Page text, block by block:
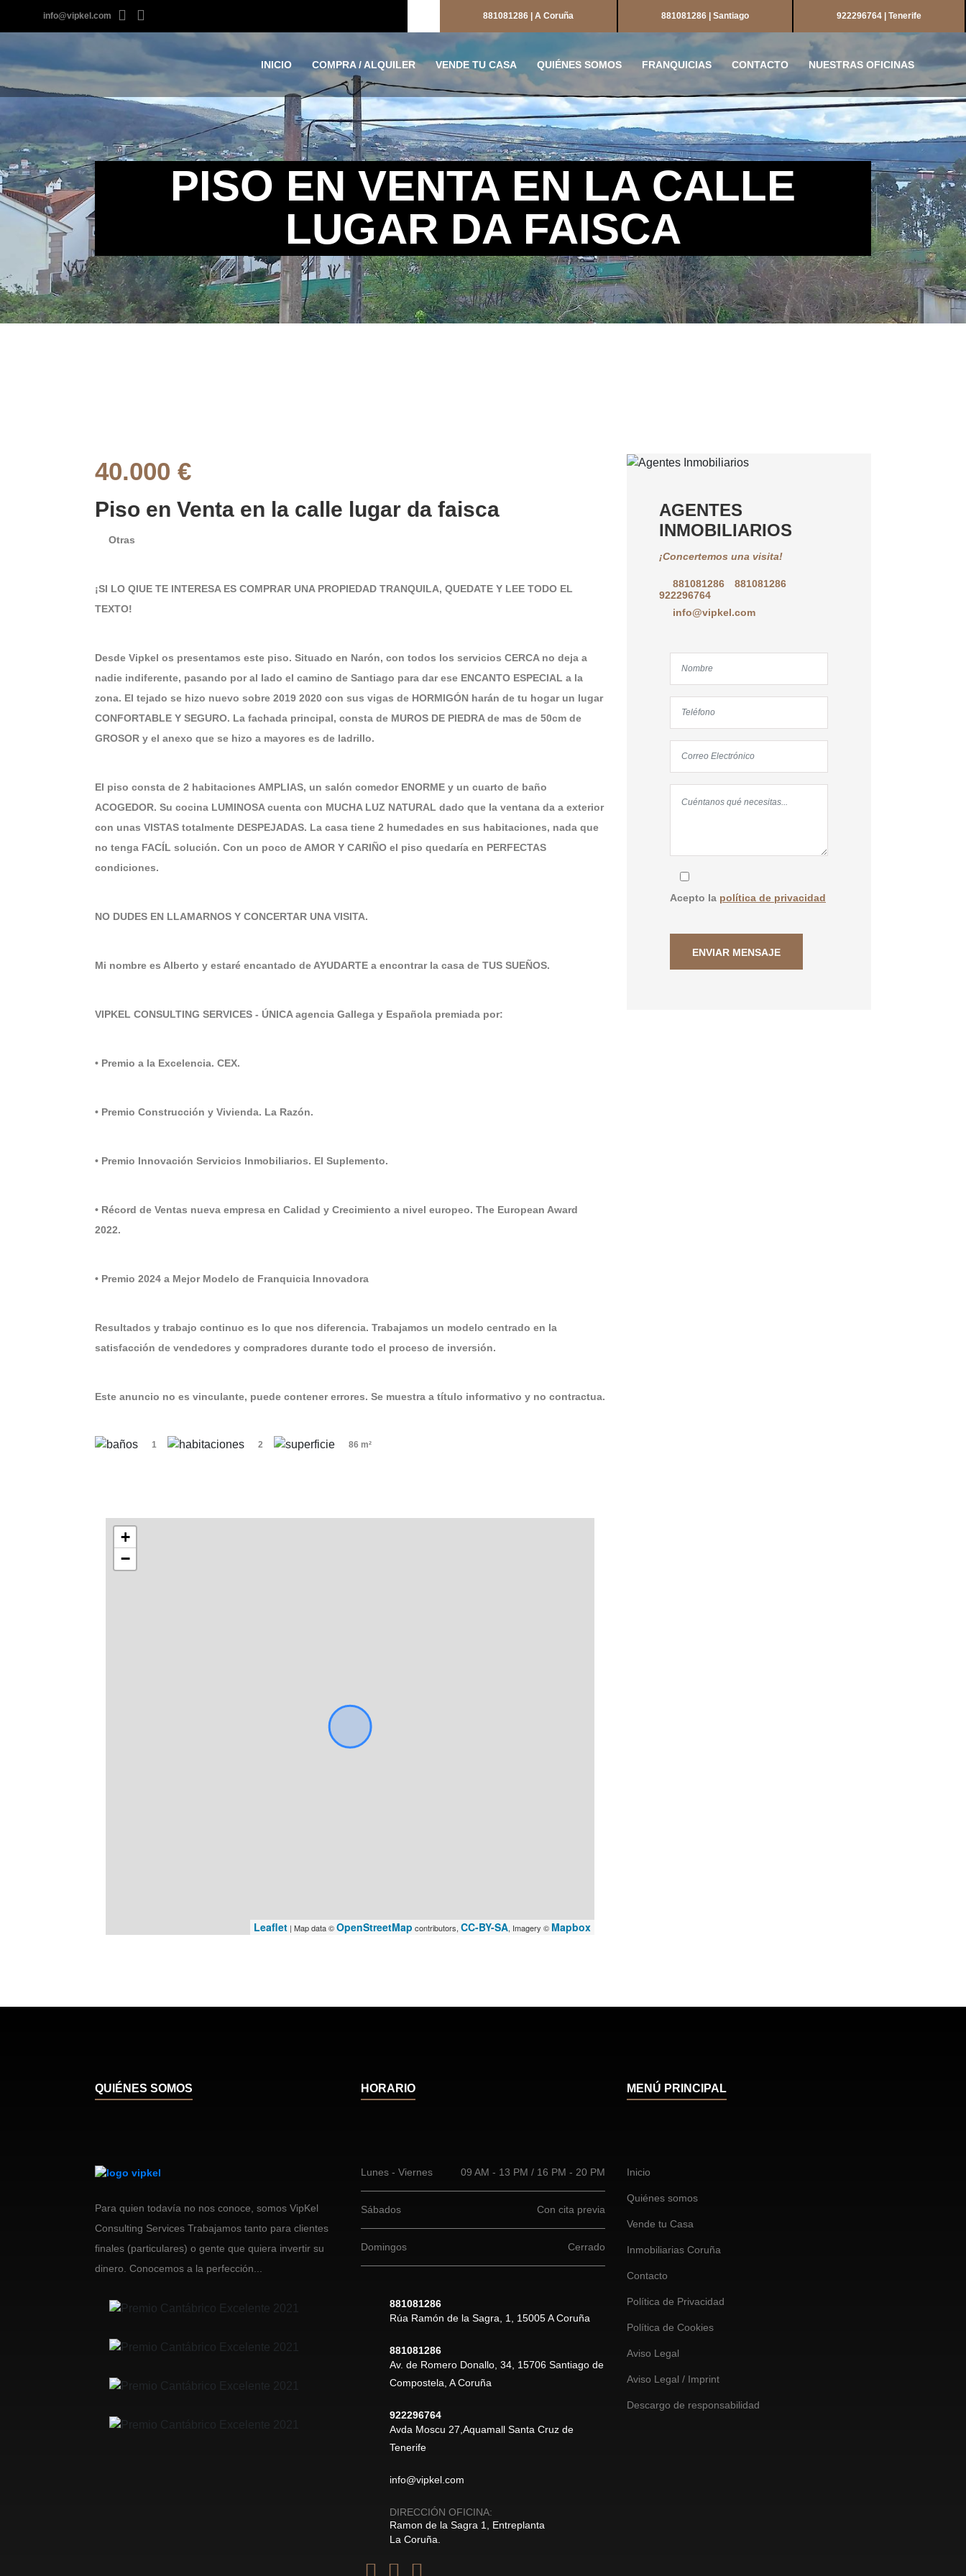
info@vipkel.com 881081286 | A Coruña 881081286 | Santiago 922296764 | Tenerife
INICIO COMPRA / ALQUILER VENDE TU CASA QUIÉNES SOMOS FRANQUICIAS CONTACTO NUESTRAS OFICINAS
PISO EN VENTA EN LA CALLE
LUGAR DA FAISCA
40.000 €
Piso en Venta en la calle lugar da faisca
Otras
¡SI LO QIUE TE INTERESA ES COMPRAR UNA PROPIEDAD TRANQUILA, QUEDATE Y LEE TODO EL
TEXTO!
Desde Vipkel os presentamos este piso. Situado en Narón, con todos los servicios CERCA no deja a
nadie indiferente, pasando por al lado el camino de Santiago para dar ese ENCANTO ESPECIAL a la
zona. El tejado se hizo nuevo sobre 2019 2020 con sus vigas de HORMIGÓN harán de tu hogar un lugar
CONFORTABLE Y SEGURO. La fachada principal, consta de MUROS DE PIEDRA de mas de 50cm de
GROSOR y el anexo que se hizo a mayores es de ladrillo.
El piso consta de 2 habitaciones AMPLIAS, un salón comedor ENORME y un cuarto de baño
ACOGEDOR. Su cocina LUMINOSA cuenta con MUCHA LUZ NATURAL dado que la ventana da a exterior
con unas VISTAS totalmente DESPEJADAS. La casa tiene 2 humedades en sus habitaciones, nada que
no tenga FACÍL solución. Con un poco de AMOR Y CARIÑO el piso quedaría en PERFECTAS
condiciones.
NO DUDES EN LLAMARNOS Y CONCERTAR UNA VISITA.
Mi nombre es Alberto y estaré encantado de AYUDARTE a encontrar la casa de TUS SUEÑOS.
VIPKEL CONSULTING SERVICES - ÚNICA agencia Gallega y Española premiada por:
• Premio a la Excelencia. CEX.
• Premio Construcción y Vivienda. La Razón.
• Premio Innovación Servicios Inmobiliarios. El Suplemento.
• Récord de Ventas nueva empresa en Calidad y Crecimiento a nivel europeo. The European Award
2022.
• Premio 2024 a Mejor Modelo de Franquicia Innovadora
Resultados y trabajo continuo es lo que nos diferencia. Trabajamos un modelo centrado en la
satisfacción de vendedores y compradores durante todo el proceso de inversión.
Este anuncio no es vinculante, puede contener errores. Se muestra a título informativo y no contractua.
1 2 86 m²
+
−
Leaflet | Map data ©OpenStreetMap contributors, CC-BY-SA, Imagery © Mapbox
AGENTES
INMOBILIARIOS
¡Concertemos una visita!
881081286
881081286
922296764
info@vipkel.com
Acepto la política de privacidad
QUIÉNES SOMOS
Para quien todavía no nos conoce, somos VipKel
Consulting Services Trabajamos tanto para clientes
finales (particulares) o gente que quiera invertir su
dinero. Conocemos a la perfección...
HORARIO
Lunes - Viernes 09 AM - 13 PM / 16 PM - 20 PM
Sábados Con cita previa
Domingos Cerrado
881081286
Rúa Ramón de la Sagra, 1, 15005 A Coruña
881081286
Av. de Romero Donallo, 34, 15706 Santiago de
Compostela, A Coruña
922296764
Avda Moscu 27,Aquamall Santa Cruz de
Tenerife
info@vipkel.com
DIRECCIÓN OFICINA:
Ramon de la Sagra 1, Entreplanta
La Coruña.
MENÚ PRINCIPAL
Inicio
Quiénes somos
Vende tu Casa
Inmobiliarias Coruña
Contacto
Política de Privacidad
Política de Cookies
Aviso Legal
Aviso Legal / Imprint
Descargo de responsabilidad